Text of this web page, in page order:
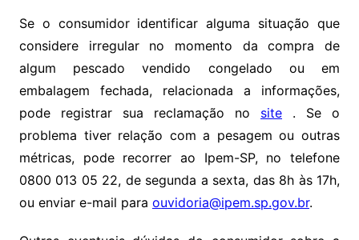
Se o consumidor identificar alguma situação que
considere irregular no momento da compra de
algum pescado vendido congelado ou em
embalagem fechada, relacionada a informações,
pode registrar sua reclamação no site . Se o
problema tiver relação com a pesagem ou outras
métricas, pode recorrer ao Ipem-SP, no telefone
0800 013 05 22, de segunda a sexta, das 8h às 17h,
ou enviar e-mail para ouvidoria@ipem.sp.gov.br.